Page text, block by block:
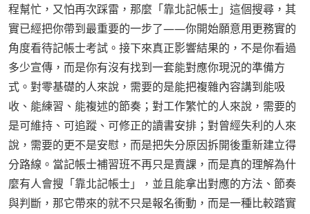
程幫忙，又怕再次踩雷，那麼「靠北記帳士」這個搜尋，其
實已經把你帶到最重要的一步了——你開始願意用更務實的
角度看待記帳士考試。接下來真正影響結果的，不是你看過
多少宣傳，而是你有沒有找到一套能對應你現況的準備方
式。對零基礎的人來說，需要的是能把複雜內容講到能吸
收、能練習、能複述的節奏；對工作繁忙的人來說，需要的
是可維持、可追蹤、可修正的讀書安排；對曾經失利的人來
說，需要的更不是安慰，而是把失分原因拆開後重新建立得
分路線。當記帳士補習班不再只是賣課，而是真的理解為什
麼有人會搜「靠北記帳士」，並且能拿出對應的方法、節奏
與判斷，那它帶來的就不只是報名衝動，而是一種比較踏實